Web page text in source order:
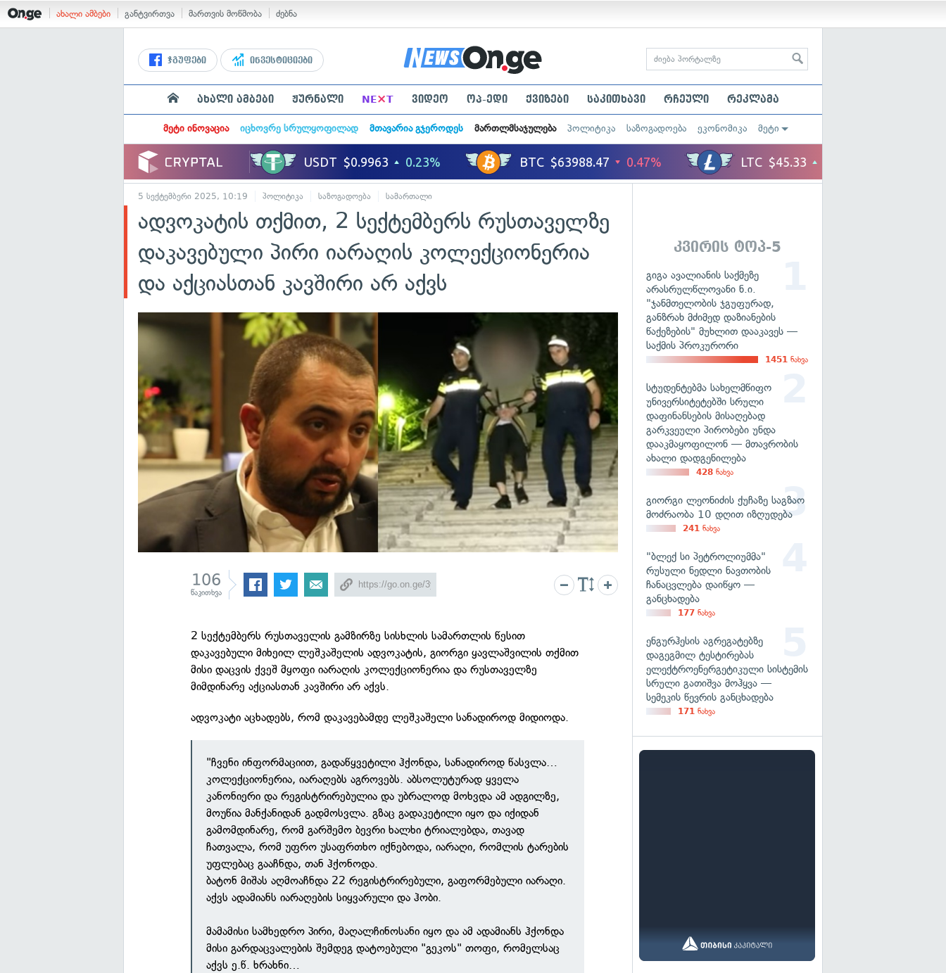
ახალი ამბები განტვირთვა მართვის მოწმობა ძებნა
ჯგუფები ინვესტიციები
ახალი ამბები ჟურნალი NE×T ვიდეო ოპ-ედი ქვიზები საკითხავი რჩეული რეკლამა
მეტი ინოვაცია იცხოვრე სრულყოფილად მთავარია გჯეროდეს მართლმსაჯულება პოლიტიკა საზოგადოება ეკონომიკა მეტი
5 სექტემბერი 2025, 10:19 პოლიტიკა საზოგადოება სამართალი
ადვოკატის თქმით, 2 სექტემბერს რუსთაველზე
დაკავებული პირი იარაღის კოლექციონერია
და აქციასთან კავშირი არ აქვს
106
წაკითხვა
2 სექტემბერს რუსთაველის გამზირზე სისხლის სამართლის წესით
დაკავებული მიხეილ ლეშკაშელის ადვოკატის, გიორგი ყავლაშვილის თქმით
მისი დაცვის ქვეშ მყოფი იარაღის კოლექციონერია და რუსთაველზე
მიმდინარე აქციასთან კავშირი არ აქვს.
ადვოკატი აცხადებს, რომ დაკავებამდე ლეშკაშელი სანადიროდ მიდიოდა.
"ჩვენი ინფორმაციით, გადაწყვეტილი ჰქონდა, სანადიროდ წასვლა…
კოლექციონერია, იარაღებს აგროვებს. აბსოლუტურად ყველა
კანონიერი და რეგისტრირებულია და უბრალოდ მოხვდა ამ ადგილზე,
მოუწია მანქანიდან გადმოსვლა. გზაც გადაკეტილი იყო და იქიდან
გამომდინარე, რომ გარშემო ბევრი ხალხი ტრიალებდა, თავად
ჩათვალა, რომ უფრო უსაფრთხო იქნებოდა, იარაღი, რომლის ტარების
უფლებაც გააჩნდა, თან ჰქონოდა.
ბატონ მიშას აღმოაჩნდა 22 რეგისტრირებული, გაფორმებული იარაღი.
აქვს ადამიანს იარაღების სიყვარული და ჰობი.
მამამისი სამხედრო პირი, მაღალჩინოსანი იყო და ამ ადამიანს ჰქონდა
მისი გარდაცვალების შემდეგ დატოებული "გეკოს" თოფი, რომელსაც
აქვს ე.წ. ხრახნი…
კვირის ტოპ-5
გიგა ავალიანის საქმეზე
არასრულწლოვანი ნ.ი.
"ჯანმთელობის ჯგუფურად,
განზრახ მძიმედ დაზიანების
წაქეზების" მუხლით დააკავეს —
საქმის პროკურორი
1451 ნახვა
სტუდენტებმა სახელმწიფო
უნივერსიტეტებში სრული
დაფინანსების მისაღებად
გარკვეული პირობები უნდა
დააკმაყოფილონ — მთავრობის
ახალი დადგენილება
428 ნახვა
გიორგი ლეონიძის ქუჩაზე საგზაო
მოძრაობა 10 დღით იზღუდება
241 ნახვა
"ბლექ სი პეტროლიუმმა"
რუსული ნედლი ნავთობის
ჩანაცვლება დაიწყო —
განცხადება
177 ნახვა
ენგურჰესის აგრეგატებზე
დაგეგმილ ტესტირებას
ელექტროენერგეტიკული სისტემის
სრული გათიშვა მოჰყვა —
სემეკის წევრის განცხადება
171 ნახვა